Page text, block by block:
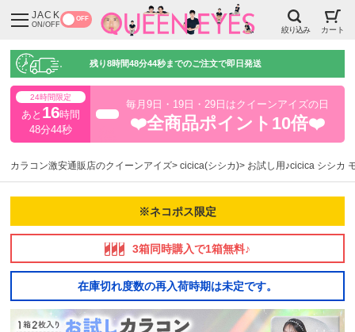
JACK
ON/OFF
OFF
絞り込み カート
残り8時間48分43秒までのご注文で即日発送
24時間限定
あと 16時間
48分43秒
毎月9日・19日・29日はクイーンアイズの日
❤️全商品ポイント10倍❤️
カラコン激安通販店のクイーンアイズ cicica(シシカ) お試し用♪cicica シシカ
※ネコポス限定
3箱同時購入で1箱無料♪
在庫切れ度数の再入荷時期は未定です。